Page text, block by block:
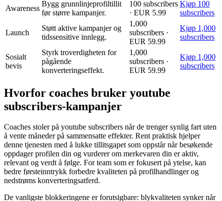
Awareness
Bygg grunnlinjeprofiltillit
før større kampanjer.
100 subscribers
· EUR 5.99
Kjøp 100
subscribers
Launch
Støtt aktive kampanjer og
tidssensitive innlegg.
1,000
subscribers ·
EUR 59.99
Kjøp 1,000
subscribers
Sosialt
bevis
Styrk troverdigheten for
pågående
konverteringseffekt.
1,000
subscribers ·
EUR 59.99
Kjøp 1,000
subscribers
Hvorfor coaches bruker youtube
subscribers-kampanjer
Coaches stoler på youtube subscribers når de trenger synlig fart uten
å vente måneder på sammensatte effekter. Rent praktisk hjelper
denne tjenesten med å lukke tillitsgapet som oppstår når besøkende
oppdager profilen din og vurderer om merkevaren din er aktiv,
relevant og verdt å følge. For team som er fokusert på ytelse, kan
bedre førsteinntrykk forbedre kvaliteten på profilhandlinger og
nedstrøms konverteringsatferd.
De vanligste blokkeringene er forutsigbare: blykvaliteten synker når